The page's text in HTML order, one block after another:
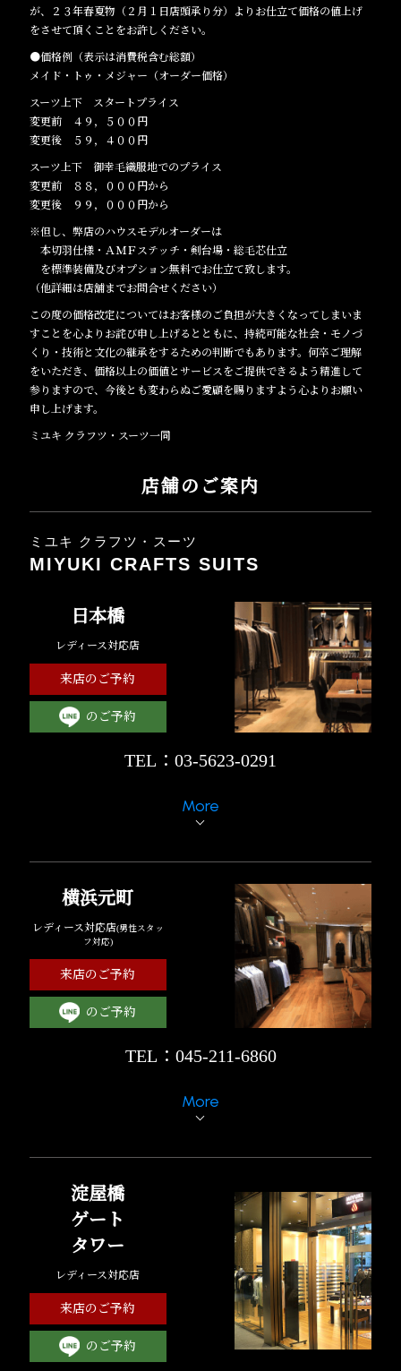
が、２３年春夏物（２月１日店頭承り分）よりお仕立て価格の値上げ
をさせて頂くことをお許しください。
●価格例（表示は消費税含む総額）
メイド・トゥ・メジャー（オーダー価格）
スーツ上下 スタートプライス
変更前 ４９，５００円
変更後 ５９，４００円
スーツ上下 御幸毛織服地でのプライス
変更前 ８８，０００円から
変更後 ９９，０００円から
※但し、弊店のハウスモデルオーダーは
本切羽仕様・ＡＭＦステッチ・剣台場・総毛芯仕立
を標準装備及びオプション無料でお仕立て致します。
（他詳細は店舗までお問合せください）
この度の価格改定についてはお客様のご負担が大きくなってしまいま
すことを心よりお詫び申し上げるとともに、持続可能な社会・モノづ
くり・技術と文化の継承をするための判断でもあります。何卒ご理解
をいただき、価格以上の価値とサービスをご提供できるよう精進して
参りますので、今後とも変わらぬご愛顧を賜りますよう心よりお願い
申し上げます。
ミユキ クラフツ・スーツ一同
店舗のご案内
ミユキ クラフツ・スーツ
MIYUKI CRAFTS SUITS
日本橋
レディース対応店
来店のご予約
のご予約
TEL：03-5623-0291
More
横浜元町
レディース対応店(男性スタッ
フ対応)
来店のご予約
のご予約
TEL：045-211-6860
More
淀屋橋
ゲート
タワー
レディース対応店
来店のご予約
のご予約